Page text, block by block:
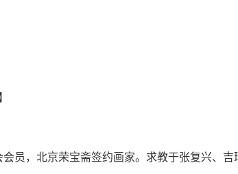
员，北京荣宝斋签约画家。求教于张复兴、